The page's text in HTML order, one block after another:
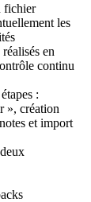
fichier
les
en
continu
:
», création
et import